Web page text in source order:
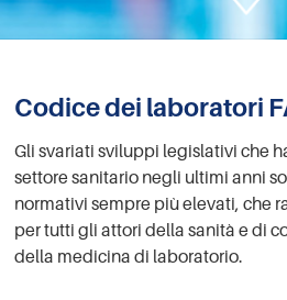
Codice dei laboratori
Gli svariati sviluppi legislativi che
settore sanitario negli ultimi anni
normativi sempre più elevati, che
per tutti gli attori della sanità e di
della medicina di laboratorio.